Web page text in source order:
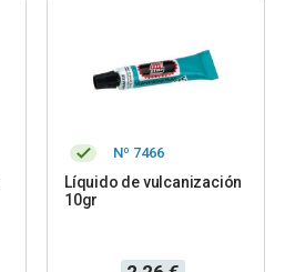
Nº 7466
Líquido de vulcanización
10gr
Precio